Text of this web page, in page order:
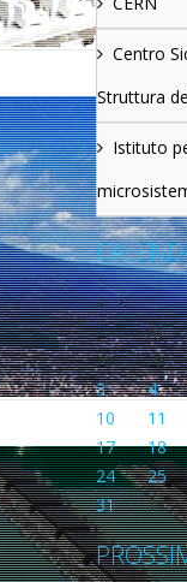
Centro
Struttura
Istituto
« <
L
M
27
28
3
4
10
11
17
18
24
25
31
1